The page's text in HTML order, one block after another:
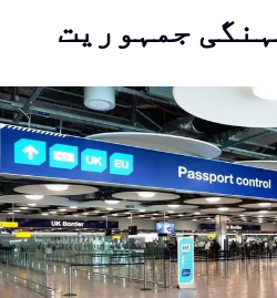
جمہوریت